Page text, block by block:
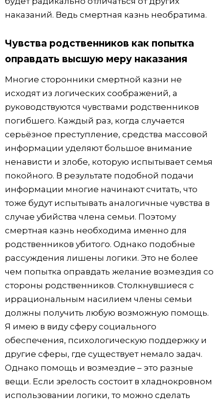
наказаний. Ведь смертная казнь необратима.
Чувства родственников как попытка
оправдать высшую меру наказания
Многие сторонники смертной казни не
исходят из логических соображений, а
руководствуются чувствами родственников
погибшего. Каждый раз, когда случается
серьёзное преступление, средства массовой
информации уделяют большое внимание
ненависти и злобе, которую испытывает семья
покойного. В результате подобной подачи
информации многие начинают считать, что
тоже будут испытывать аналогичные чувства в
случае убийства члена семьи. Поэтому
смертная казнь необходима именно для
родственников убитого. Однако подобные
рассуждения лишены логики. Это не более
чем попытка оправдать желание возмездия со
стороны родственников. Столкнувшиеся с
иррациональным насилием члены семьи
должны получить любую возможную помощь.
Я имею в виду сферу социального
обеспечения, психологическую поддержку и
другие сферы, где существует немало задач.
Однако помощь и возмездие – это разные
вещи. Если зрелость состоит в хладнокровном
использовании логики, то можно сделать